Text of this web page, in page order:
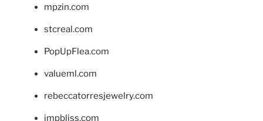
mpzin.com
stcreal.com
PopUpFlea.com
valueml.com
rebeccatorresjewelry.com
jmpbliss.com